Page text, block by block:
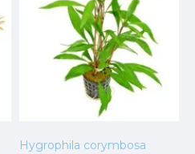
Hygrophila corymbosa